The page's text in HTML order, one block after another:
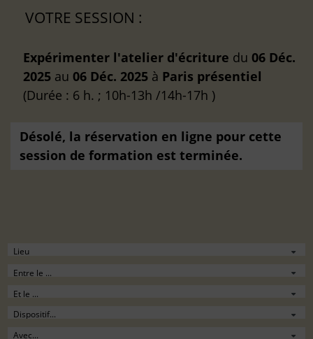
VOTRE SESSION :
Expérimenter l'atelier d'écriture du 06 Déc.
2025 au 06 Déc. 2025 à Paris présentiel
(Durée : 6 h. ; 10h-13h /14h-17h )
Désolé, la réservation en ligne pour cette
session de formation est terminée.